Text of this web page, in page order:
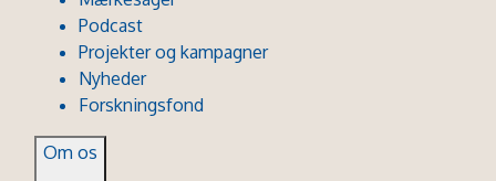
Podcast
Projekter og kampagner
Nyheder
Forskningsfond
Om os